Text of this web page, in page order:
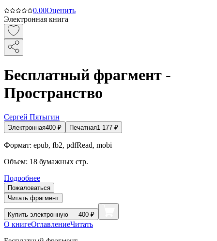
0.00Оценить
Электронная книга
Бесплатный фрагмент -
Пространство
Сергей Пятыгин
Электронная400 ₽ Печатная1 177 ₽
Формат: epub, fb2, pdfRead, mobi
Объем: 18 бумажных стр.
Подробнее
Пожаловаться
Читать фрагмент
Купить электронную — 400 ₽
О книгеОглавлениеЧитать